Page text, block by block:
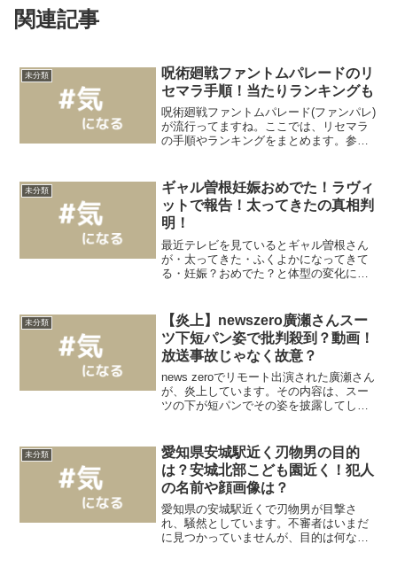
関連記事
未分類
呪術廻戦ファントムパレードのリ
セマラ手順！当たりランキングも
呪術廻戦ファントムパレード(ファンパレ)
が流行ってますね。ここでは、リセマラ
の手順やランキングをまとめます。参考
ファントムパレードのリセマラ手順は？
アプリはアップルスト...
未分類
ギャル曽根妊娠おめでた！ラヴィ
ットで報告！太ってきたの真相判
明！
最近テレビを見ているとギャル曽根さん
が・太ってきた・ふくよかになってきて
る・妊娠？おめでた？と体型の変化に気
妊娠を報告されました。たくさん食べて
太ったのではなく、妊娠...
未分類
【炎上】newszero廣瀬さんスー
ツ下短パン姿で批判殺到？動画！
放送事故じゃなく故意？
news zeroでリモート出演された廣瀬さん
が、炎上しています。その内容は、スー
ツの下が短パンでその姿を披露してしま
た・ウケたという声もありますが、その
一方で「セクハ...
未分類
愛知県安城駅近く刃物男の目的
は？安城北部こども園近く！犯人
の名前や顔画像は？
愛知県の安城駅近くで刃物男が目撃さ
れ、騒然としています。不審者はいまだ
に見つかっていませんが、目的は何なの